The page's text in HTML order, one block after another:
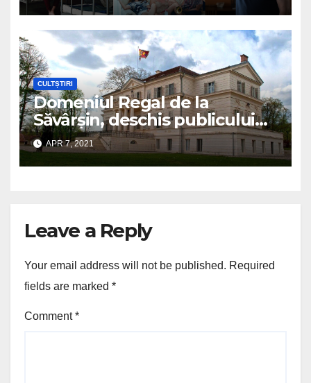
CULTȘTIRI
Domeniul Regal de la
Săvârșin, deschis publicului
de la 1 mai
APR 7, 2021
Leave a Reply
Your email address will not be published. Required
fields are marked *
Comment*